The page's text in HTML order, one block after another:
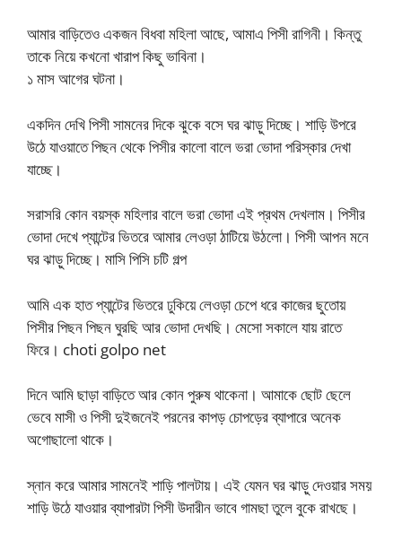
আমার বাড়িতেও একজন বিধবা মহিলা আছে, আমাএ পিসী রাগিনী। কিন্তু
তাকে নিয়ে কখনো খারাপ কিছু ভাবিনা।
১ মাস আগের ঘটনা।
একদিন দেখি পিসী সামনের দিকে ঝুকে বসে ঘর ঝাড়ু দিচ্ছে। শাড়ি উপরে
উঠে যাওয়াতে পিছন থেকে পিসীর কালো বালে ভরা ভোদা পরিস্কার দেখা
যাচ্ছে।
সরাসরি কোন বয়স্ক মহিলার বালে ভরা ভোদা এই প্রথম দেখলাম। পিসীর
ভোদা দেখে প্যান্টের ভিতরে আমার লেওড়া ঠাটিয়ে উঠলো। পিসী আপন মনে
ঘর ঝাড়ু দিচ্ছে। মাসি পিসি চটি গল্প
আমি এক হাত প্যান্টের ভিতরে ঢুকিয়ে লেওড়া চেপে ধরে কাজের ছুতোয়
পিসীর পিছন পিছন ঘুরছি আর ভোদা দেখছি। মেসো সকালে যায় রাতে
ফিরে। choti golpo net
দিনে আমি ছাড়া বাড়িতে আর কোন পুরুষ থাকেনা। আমাকে ছোট ছেলে
ভেবে মাসী ও পিসী দুইজনেই পরনের কাপড় চোপড়ের ব্যাপারে অনেক
অগোছালো থাকে।
স্নান করে আমার সামনেই শাড়ি পালটায়। এই যেমন ঘর ঝাড়ু দেওয়ার সময়
শাড়ি উঠে যাওয়ার ব্যাপারটা পিসী উদারীন ভাবে গামছা তুলে বুকে রাখছে।